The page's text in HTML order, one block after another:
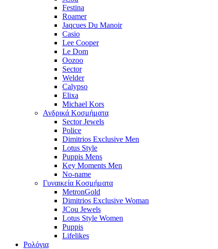
Festina
Roamer
Jaqcues Du Manoir
Casio
Lee Cooper
Le Dom
Oozoo
Sector
Welder
Calypso
Elixa
Michael Kors
Ανδρικά Κοσμήματα
Sector Jewels
Police
Dimitrios Exclusive Men
Lotus Style
Puppis Mens
Key Moments Men
No-name
Γυναικεία Κοσμήματα
MetronGold
Dimitrios Exclusive Woman
JCou Jewels
Lotus Style Women
Puppis
Lifelikes
Ρολόγια